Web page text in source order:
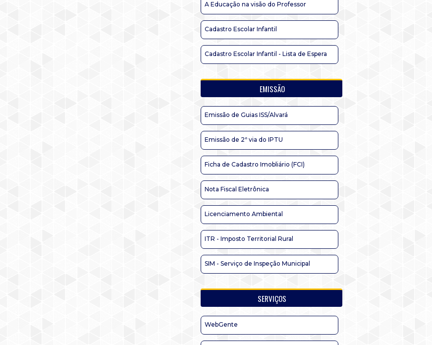
A Educação na visão do Professor
Cadastro Escolar Infantil
Cadastro Escolar Infantil - Lista de Espera
EMISSÃO
Emissão de Guias ISS/Alvará
Emissão de 2ª via do IPTU
Ficha de Cadastro Imobliário (FCI)
Nota Fiscal Eletrônica
Licenciamento Ambiental
ITR - Imposto Territorial Rural
SIM - Serviço de Inspeção Municipal
SERVIÇOS
WebGente